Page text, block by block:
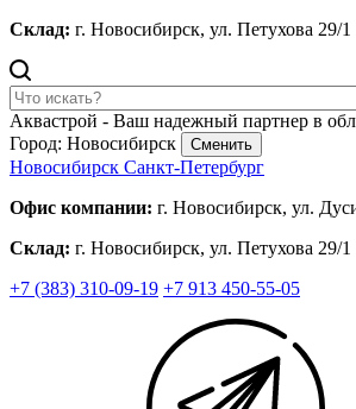
Склад: г. Новосибирск, ул. Петухова 29/
Аквастрой - Ваш надежный партнер в
Город: Новосибирск
Сменить
Новосибирск Санкт-Петербург
Офис компании: г. Новосибирск, ул.
Склад: г. Новосибирск, ул. Петухова 29/
+7 (383) 310-09-19 +7 913 450-55-05